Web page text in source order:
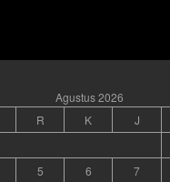
Agustus 2026
R K J
5 6 7